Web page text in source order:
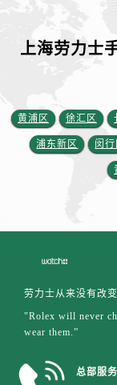
上海劳力士
黄浦区 徐汇区
浦东新区 闵行
劳力士从来没有改
"Rolex will never
wear them.”
总部服